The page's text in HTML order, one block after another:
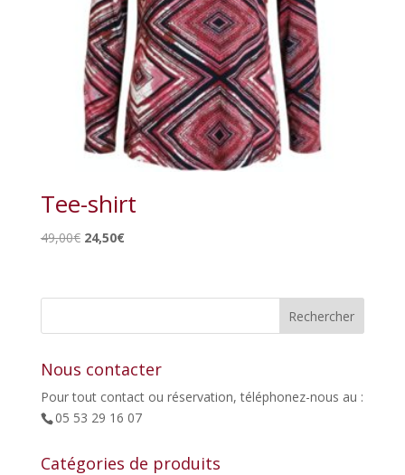
Tee-shirt
49,00€ Le
était :
24,50€Le
est :
Nous contacter
Pour tout contact ou réservation, téléphonez-nous au :
05 53 29 16 07
Catégories de produits